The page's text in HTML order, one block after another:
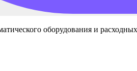
оборудования и